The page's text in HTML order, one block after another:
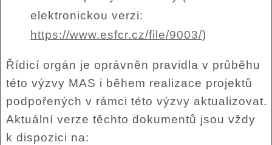
elektronickou verzi:
https://www.esfcr.cz/file/9003/)
Řídicí orgán je oprávněn pravidla v průběhu
této výzvy MAS i během realizace projektů
podpořených v rámci této výzvy aktualizovat.
Aktuální verze těchto dokumentů jsou vždy
k dispozici na: